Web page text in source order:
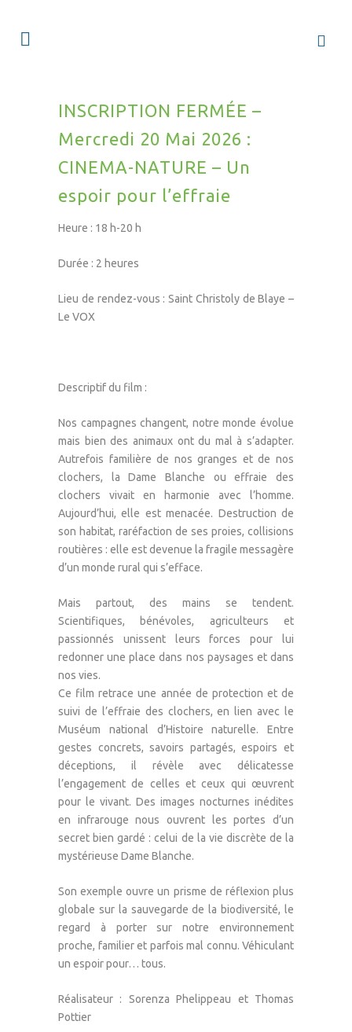
INSCRIPTION FERMÉE –
Mercredi 20 Mai 2026 :
CINEMA-NATURE – Un
espoir pour l’effraie
Heure : 18 h-20 h
Durée : 2 heures
Lieu de rendez-vous : Saint Christoly de Blaye –
Le VOX
Descriptif du film :
Nos campagnes changent, notre monde évolue
mais bien des animaux ont du mal à s’adapter.
Autrefois familière de nos granges et de nos
clochers, la Dame Blanche ou effraie des
clochers vivait en harmonie avec l’homme.
Aujourd’hui, elle est menacée. Destruction de
son habitat, raréfaction de ses proies, collisions
routières : elle est devenue la fragile messagère
d’un monde rural qui s’efface.
Mais partout, des mains se tendent.
Scientifiques, bénévoles, agriculteurs et
passionnés unissent leurs forces pour lui
redonner une place dans nos paysages et dans
nos vies.
Ce film retrace une année de protection et de
suivi de l’effraie des clochers, en lien avec le
Muséum national d’Histoire naturelle. Entre
gestes concrets, savoirs partagés, espoirs et
déceptions, il révèle avec délicatesse
l’engagement de celles et ceux qui œuvrent
pour le vivant. Des images nocturnes inédites
en infrarouge nous ouvrent les portes d’un
secret bien gardé : celui de la vie discrète de la
mystérieuse Dame Blanche.
Son exemple ouvre un prisme de réflexion plus
globale sur la sauvegarde de la biodiversité, le
regard à porter sur notre environnement
proche, familier et parfois mal connu. Véhiculant
un espoir pour… tous.
Réalisateur : Sorenza Phelippeau et Thomas
Pottier